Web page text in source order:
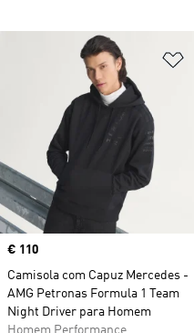
Price
€ 110
Camisola com Capuz Mercedes -
AMG Petronas Formula 1 Team
Night Driver para Homem
Homem Performance